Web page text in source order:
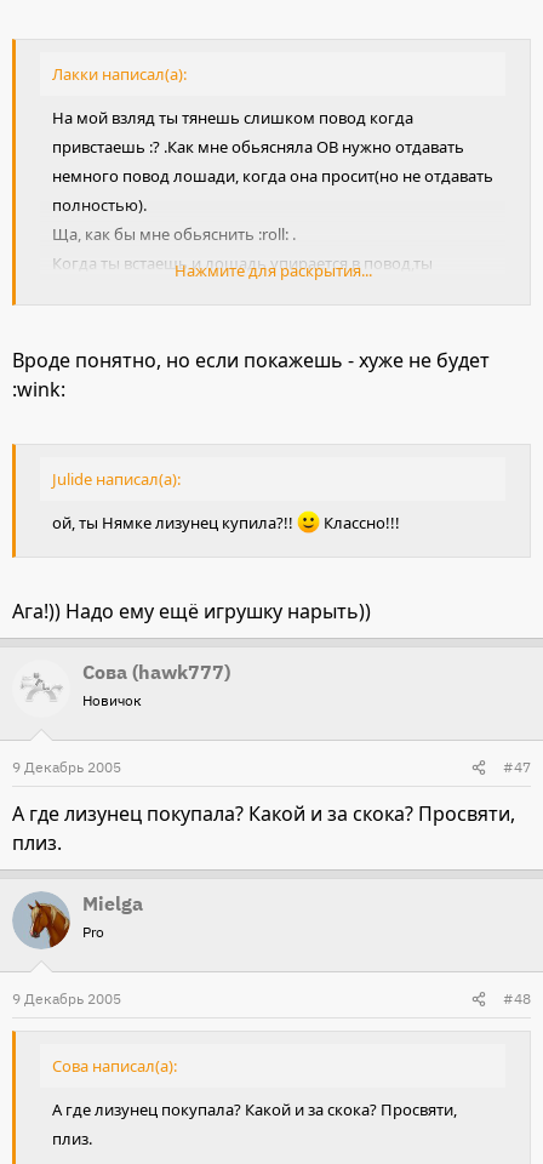
Лакки написал(а):
На мой взляд ты тянешь слишком повод когда
привстаешь :? .Как мне обьясняла ОВ нужно отдавать
немного повод лошади, когда она просит(но не отдавать
полностью).
Ща, как бы мне обьяснить :roll: .
Когда ты встаешь и лошадь упирается в повод,ты
Нажмите для раскрытия...
Вроде понятно, но если покажешь - хуже не будет
:wink:
Julide написал(а):
ой, ты Нямке лизунец купила?!!
Классно!!!
Ага!)) Надо ему ещё игрушку нарыть))
Сова (hawk777)
Новичок
9 Декабрь 2005 #47
А где лизунец покупала? Какой и за скока? Просвяти,
плиз.
Mielga
Pro
9 Декабрь 2005 #48
Сова написал(а):
А где лизунец покупала? Какой и за скока? Просвяти,
плиз.